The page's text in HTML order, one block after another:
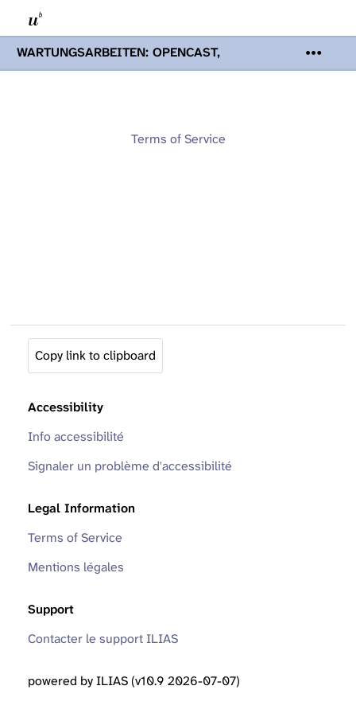
WARTUNGSARBEITEN: OPENCAST,
PODCASTS & TOBIRA
Mi 19. August
Opencast-Videos und Tobira nicht zur
Terms of Service
Copy link to clipboard
Accessibility
Info accessibilité
Signaler un problème d'accessibilité
Legal Information
Terms of Service
Mentions légales
Support
Contacter le support ILIAS
powered by ILIAS (v10.9 2026-07-07)